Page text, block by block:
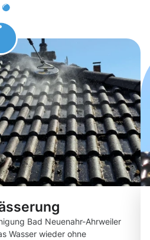
Bad Neuenahr-Ahrweiler
Wasser wieder ohne